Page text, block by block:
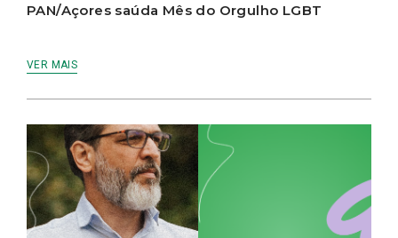
PAN/Açores saúda Mês do Orgulho LGBT
VER MAIS